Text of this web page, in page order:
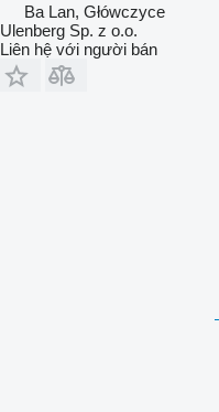
Ba Lan, Główczyce
Ulenberg Sp. z o.o.
Liên hệ với người bán